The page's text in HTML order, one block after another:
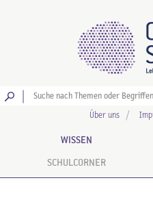
Über uns
WISSEN
SCHULCORNER